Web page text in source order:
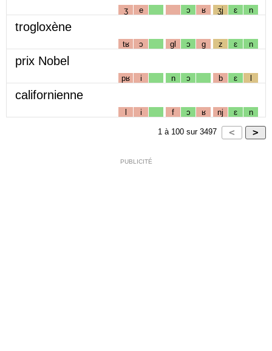
ʒ e ɔ ʁ ʒj ɛ n
trogloxène
tʁ ɔ gl ɔ g z ɛ n
prix Nobel
pʁ i n ɔ b ɛ l
californienne
l i f ɔ ʁ nj ɛ n
1 à 100 sur 3497
PUBLICITÉ